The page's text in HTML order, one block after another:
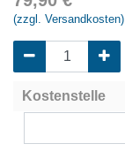
(zzgl. Versandkosten)
Kostenstelle